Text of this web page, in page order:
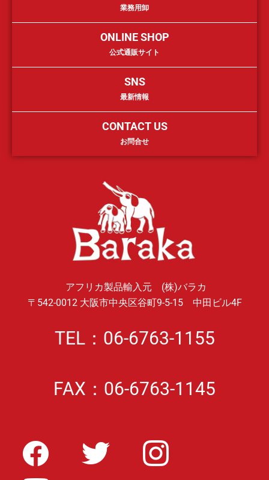
業務用卸
ONLINE SHOP
公式通販サイト
SNS
最新情報
CONTACT US
お問合せ
アフリカ製品輸入元 (株)バラカ
〒542-0012 大阪市中央区谷町9-5-15 中田ビル4F
TEL：06-6763-1155
FAX：06-6763-1145